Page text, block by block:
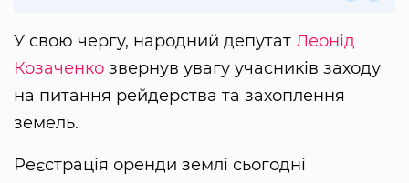
У свою чергу, народний депутат Леонід
Козаченко звернув увагу учасників заходу
на питання рейдерства та захоплення
земель.
Реєстрація оренди землі сьогодні